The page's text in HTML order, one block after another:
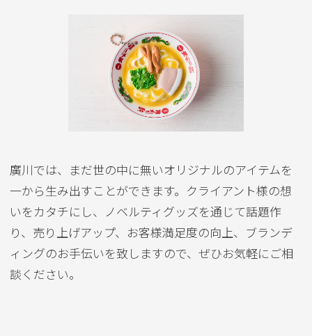
廣川では、まだ世の中に無いオリジナルのアイテムを
一から生み出すことができます。クライアント様の想
いをカタチにし、ノベルティグッズを通じて話題作
り、売り上げアップ、お客様満足度の向上、ブランデ
ィングのお手伝いを致しますので、ぜひお気軽にご相
談ください。